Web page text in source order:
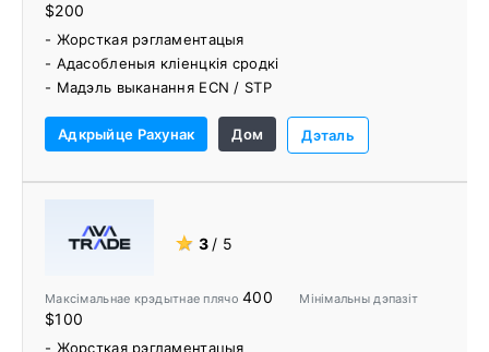
$200
- Жорсткая рэгламентацыя
- Адасобленыя кліенцкія сродкі
- Мадэль выканання ECN / STP
- Акаўнты без камісіі
- Інструменты разумнага трэйдара MT4
- Інструменты Pro Trader
Адкрыйце Рахунак Дом Дэталь
★ 3 / 5
Максімальнае крэдытнае плячо400 Мінімальны дэпазіт
$100
- Жорсткая рэгламентацыя